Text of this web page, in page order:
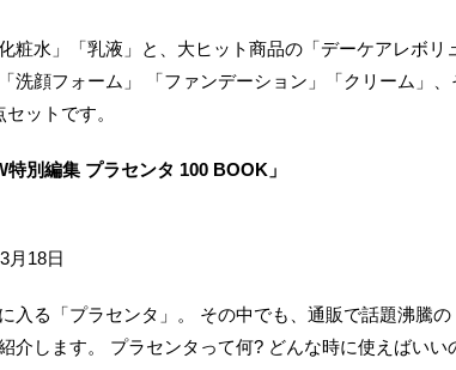
粧水」「乳液」と、大ヒット商品の「デーケアレボリ
洗顔フォーム」 「ファンデーション」「クリーム」
ットです。
特別編集 プラセンタ 100 BOOK」
月18日
入る「プラセンタ」。 その中でも、通販で話題沸騰
介します。 プラセンタって何? どんな時に使えばいい